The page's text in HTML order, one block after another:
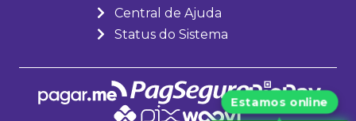
Central de Ajuda
Status do Sistema